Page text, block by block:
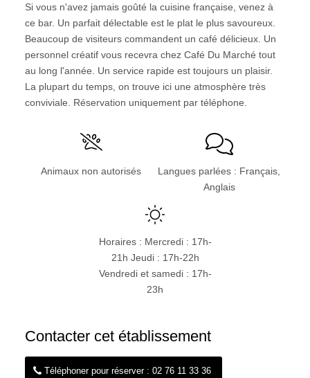
Si vous n'avez jamais goûté la cuisine française, venez à
ce bar. Un parfait délectable est le plat le plus savoureux.
Beaucoup de visiteurs commandent un café délicieux. Un
personnel créatif vous recevra chez Café Du Marché tout
au long l'année. Un service rapide est toujours un plaisir.
La plupart du temps, on trouve ici une atmosphère très
conviviale. Réservation uniquement par téléphone.
Animaux non autorisés
Langues parlées : Français,
Anglais
Horaires : Mercredi : 17h-
21h Jeudi : 17h-22h
Vendredi et samedi : 17h-
23h
Contacter cet établissement
Téléphoner pour réserver : 02 76 11 33 36